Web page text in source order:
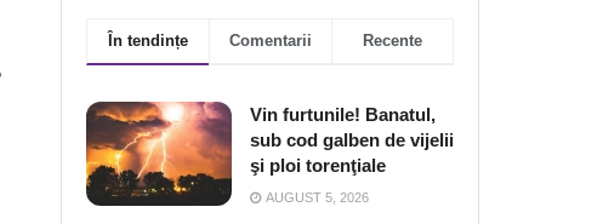
În tendințe Comentarii Recente
Vin furtunile! Banatul,
sub cod galben de vijelii
şi ploi torenţiale
AUGUST 5, 2026